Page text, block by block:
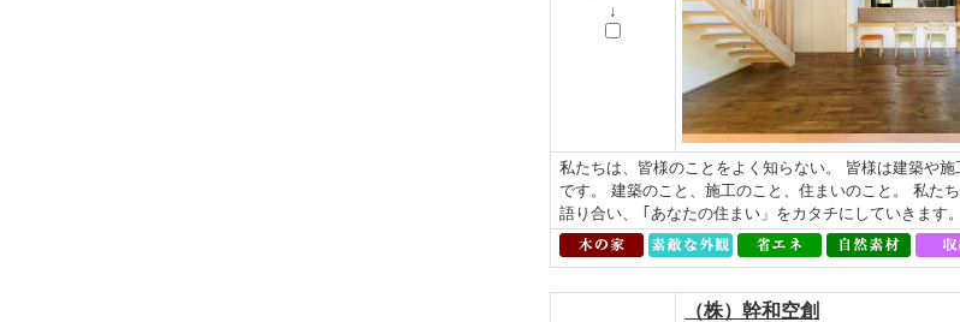
↓
私たちは、皆様のことをよく知らない。 皆様は建築や
です。 建築のこと、施工のこと、住まいのこと。 私た
語り合い、 ｢あなたの住まい」をカタチにしていきます。
（株）幹和空創